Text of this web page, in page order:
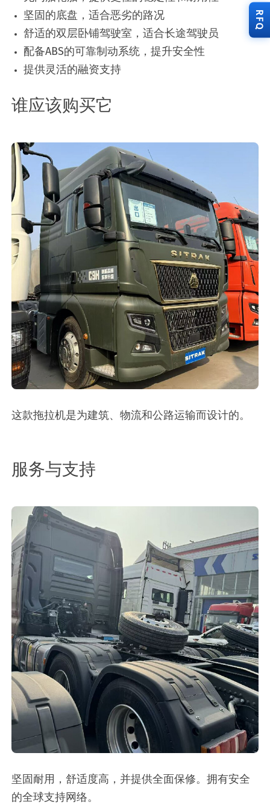
坚固的底盘，适合恶劣的路况
舒适的双层卧铺驾驶室，适合长途驾驶员
配备ABS的可靠制动系统，提升安全性
提供灵活的融资支持
谁应该购买它
这款拖拉机是为建筑、物流和公路运输而设计的。
服务与支持
坚固耐用，舒适度高，并提供全面保修。拥有安全
的全球支持网络。
RFQ